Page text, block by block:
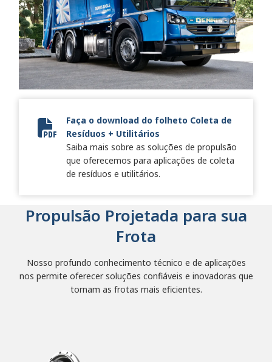
SA7696EN RefuseKeystone Brochure SA7696EN.pdf.pdf
Faça o download do folheto Coleta de
Resíduos + Utilitários
Saiba mais sobre as soluções de propulsão
que oferecemos para aplicações de coleta
de resíduos e utilitários.
Propulsão Projetada para sua
Frota
Nosso profundo conhecimento técnico e de aplicações
nos permite oferecer soluções confiáveis e inovadoras que
tornam as frotas mais eficientes.